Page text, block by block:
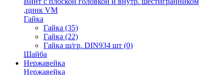
,цинк VM
Гайка
Гайка (35)
Гайка (22)
Гайка ш/гр. DIN934 шт (0)
Шайба
Нержавейка
Нержавейка